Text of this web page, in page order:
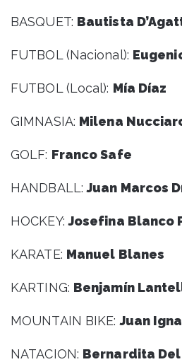
BASQUET: Bautista
FUTBOL (Nacional):
FUTBOL (Local): Mía Díaz
GIMNASIA: Milena
GOLF: Franco Safe
HANDBALL:Juan Marcos
HOCKEY:Josefina Blanco
KARATE: Manuel Blanes
KARTING: Benjamín
MOUNTAIN BIKE:Juan
NATACION: Bernardita Del